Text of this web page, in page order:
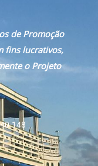
de Promoção
fins lucrativos,
o Projeto
148